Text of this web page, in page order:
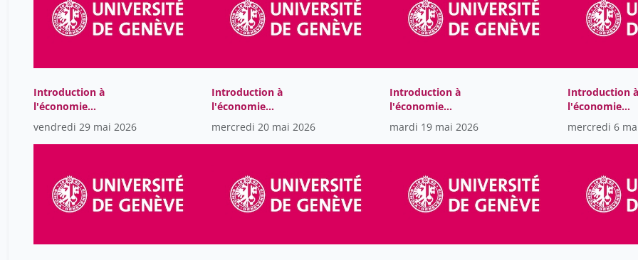
Introduction à
l'économie
internationale
vendredi 29 mai 2026
Introduction à
l'économie
internationale
mercredi 20 mai 2026
Introduction à
l'économie
internationale
mardi 19 mai 2026
Introduction à
l'économie
internationale
mercredi 6